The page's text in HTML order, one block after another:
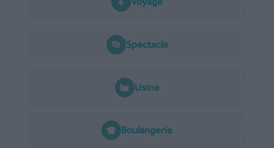
Spectacle
Usine
Boulangerie